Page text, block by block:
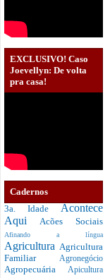
EXCLUSIVO! Caso
Joevellyn: De volta
pra casa!
Cadernos
3a. Idade Acontece
Aqui Acões Sociais
Afinando a língua
Agricultura Agricultura
Familiar Agronegócio
Agropecuária Apicultura